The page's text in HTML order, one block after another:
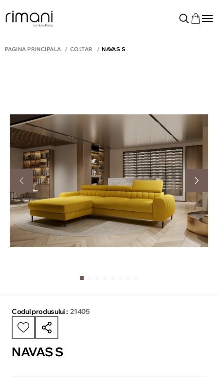
PAGINA PRINCIPALĂ COLTAR NAVAS S
Codul produsului : 21405
NAVAS S